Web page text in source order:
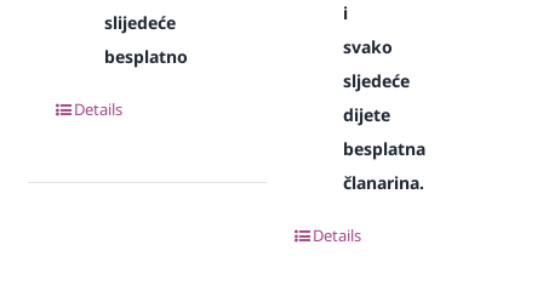
slijedeće
besplatno
Details
i
svako
sljedeće
dijete
besplatna
članarina.
Details